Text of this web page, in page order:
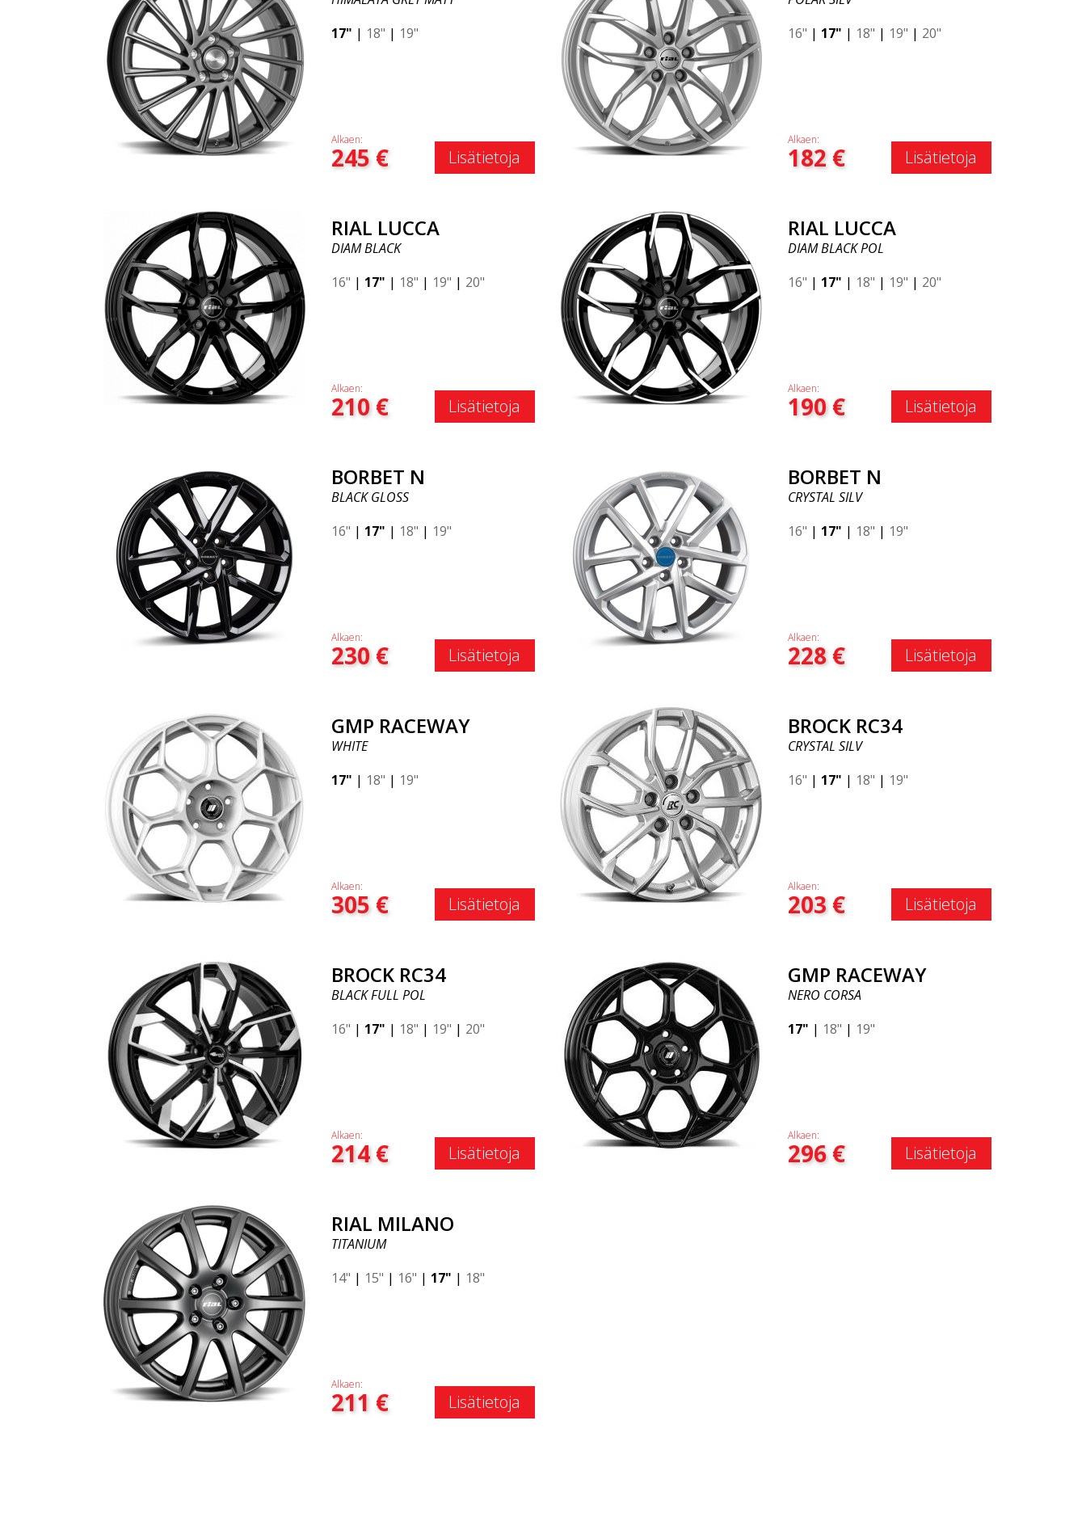
17" | 18" | 19"
Alkaen:
245€ Lisätietoja
16" | 17" | 18" | 19" | 20"
Alkaen:
182€ Lisätietoja
RIAL LUCCA
DIAM BLACK
16" | 17" | 18" | 19" | 20"
Alkaen:
210€ Lisätietoja
RIAL LUCCA
DIAM BLACK POL
16" | 17" | 18" | 19" | 20"
Alkaen:
190€ Lisätietoja
BORBET N
BLACK GLOSS
16" | 17" | 18" | 19"
Alkaen:
230€ Lisätietoja
BORBET N
CRYSTAL SILV
16" | 17" | 18" | 19"
Alkaen:
228€ Lisätietoja
GMP RACEWAY
WHITE
17" | 18" | 19"
Alkaen:
305€ Lisätietoja
BROCK RC34
CRYSTAL SILV
16" | 17" | 18" | 19"
Alkaen:
203€ Lisätietoja
BROCK RC34
BLACK FULL POL
16" | 17" | 18" | 19" | 20"
Alkaen:
214€ Lisätietoja
GMP RACEWAY
NERO CORSA
17" | 18" | 19"
Alkaen:
296€ Lisätietoja
RIAL MILANO
TITANIUM
14" | 15" | 16" | 17" | 18"
Alkaen:
211 € Lisätietoja